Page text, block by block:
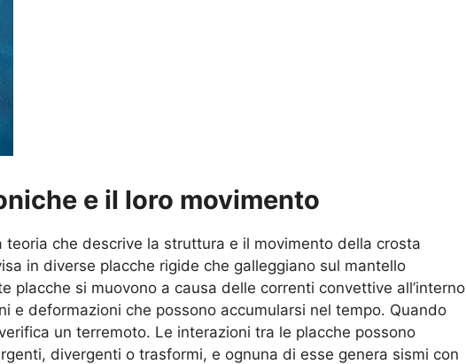
e il loro movimento
teoria che descrive la struttura e il movimento della crosta
in diverse placche rigide che galleggiano sul mantello
placche si muovono a causa delle correnti convettive all’interno
e deformazioni che possono accumularsi nel tempo. Quando
un terremoto. Le interazioni tra le placche possono
divergenti o trasformi, e ognuna di esse genera sismi con